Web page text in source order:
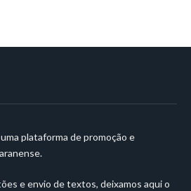
plataforma de promoção e
e envio de textos, deixamos aqui o